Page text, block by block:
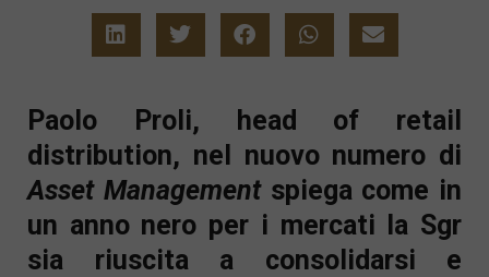
Paolo Proli, head of retail
distribution, nel nuovo numero di
Asset Managementspiega come in
un anno nero per i mercati la Sgr
sia riuscita a consolidarsi e